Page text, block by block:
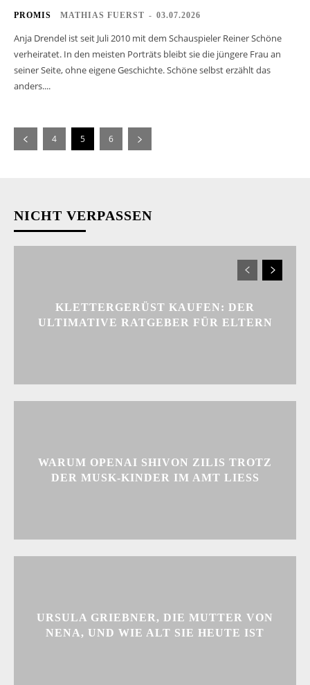
PROMIS MATHIAS FUERST - 03.07.2026
Anja Drendel ist seit Juli 2010 mit dem Schauspieler Reiner Schöne
verheiratet. In den meisten Porträts bleibt sie die jüngere Frau an
seiner Seite, ohne eigene Geschichte. Schöne selbst erzählt das
anders....
4 5 6
NICHT VERPASSEN
KLETTERGERÜST KAUFEN: DER
ULTIMATIVE RATGEBER FÜR ELTERN
WARUM OPENAI SHIVON ZILIS TROTZ
DER MUSK-KINDER IM AMT LIESS
URSULA GRIEBNER, DIE MUTTER VON
NENA, UND WIE ALT SIE HEUTE IST